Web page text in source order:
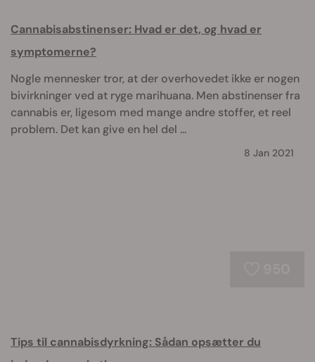
Cannabisabstinenser: Hvad er det, og hvad er
symptomerne?
Nogle mennesker tror, at der overhovedet ikke er nogen
bivirkninger ved at ryge marihuana. Men abstinenser fra
cannabis er, ligesom med mange andre stoffer, et reel
problem. Det kan give en hel del ...
8 Jan 2021
Tips til cannabisdyrkning: Sådan opsætter du